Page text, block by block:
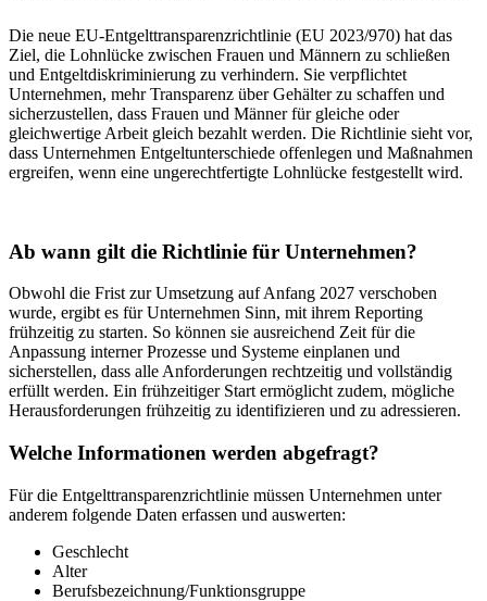
Die neue EU-Entgelttransparenzrichtlinie (EU 2023/970) hat das
Ziel, die Lohnlücke zwischen Frauen und Männern zu schließen
und Entgeltdiskriminierung zu verhindern. Sie verpflichtet
Unternehmen, mehr Transparenz über Gehälter zu schaffen und
sicherzustellen, dass Frauen und Männer für gleiche oder
gleichwertige Arbeit gleich bezahlt werden. Die Richtlinie sieht vor,
dass Unternehmen Entgeltunterschiede offenlegen und Maßnahmen
ergreifen, wenn eine ungerechtfertigte Lohnlücke festgestellt wird.
Ab wann gilt die Richtlinie für Unternehmen?
Obwohl die Frist zur Umsetzung auf Anfang 2027 verschoben
wurde, ergibt es für Unternehmen Sinn, mit ihrem Reporting
frühzeitig zu starten. So können sie ausreichend Zeit für die
Anpassung interner Prozesse und Systeme einplanen und
sicherstellen, dass alle Anforderungen rechtzeitig und vollständig
erfüllt werden. Ein frühzeitiger Start ermöglicht zudem, mögliche
Herausforderungen frühzeitig zu identifizieren und zu adressieren.
Welche Informationen werden abgefragt?
Für die Entgelttransparenzrichtlinie müssen Unternehmen unter
anderem folgende Daten erfassen und auswerten:
Geschlecht
Alter
Berufsbezeichnung/Funktionsgruppe